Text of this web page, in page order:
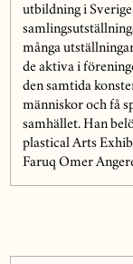
utbildning i
många
de aktiva i
den samtida
människor och få
samhället. Han
plastical Arts
Faruq Omer